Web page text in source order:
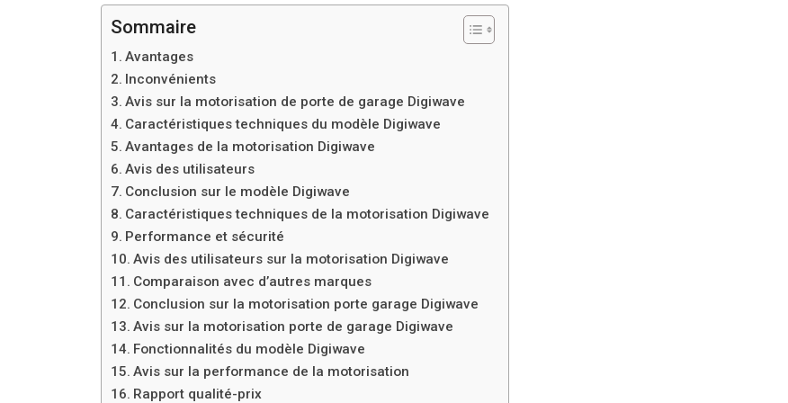
Sommaire
Avantages
Inconvénients
Avis sur la motorisation de porte de garage Digiwave
Caractéristiques techniques du modèle Digiwave
Avantages de la motorisation Digiwave
Avis des utilisateurs
Conclusion sur le modèle Digiwave
Caractéristiques techniques de la motorisation Digiwave
Performance et sécurité
Avis des utilisateurs sur la motorisation Digiwave
Comparaison avec d’autres marques
Conclusion sur la motorisation porte garage Digiwave
Avis sur la motorisation porte de garage Digiwave
Fonctionnalités du modèle Digiwave
Avis sur la performance de la motorisation
Rapport qualité-prix